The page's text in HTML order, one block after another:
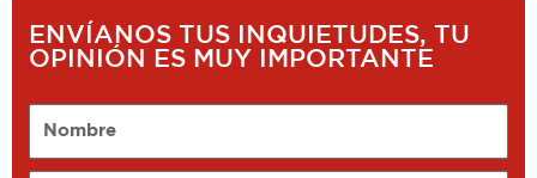
ENVÍANOS TUS INQUIETUDES, TU
OPINIÓN ES MUY IMPORTANTE